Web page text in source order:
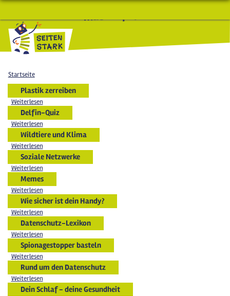
macht Spaß und schlau
Startseite
Plastik zerreiben
Weiterlesen
Delfin-Quiz
Weiterlesen
Wildtiere und Klima
Weiterlesen
Soziale Netzwerke
Weiterlesen
Memes
Weiterlesen
Wie sicher ist dein Handy?
Weiterlesen
Datenschutz-Lexikon
Weiterlesen
Spionagestopper basteln
Weiterlesen
Rund um den Datenschutz
Weiterlesen
Dein Schlaf - deine Gesundheit